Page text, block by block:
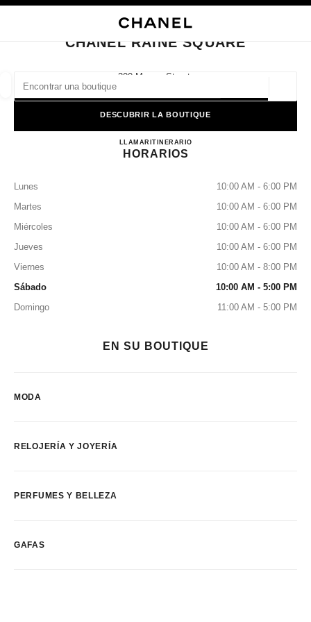
las sugerencias se muestran debajo de esta barra de búsqueda
0 Sugerencias disponibles
CERRAR TARJETA DE BOUTIQUE CHANEL RAINE SQUARE
CHANEL RAINE SQUARE
300 Murray Street,
DESCUBRIR LA BOUTIQUE
LLAMAR1300 242 635
ITINERARIOCHANEL RAINE SQUARE
HORARIOS
Lunes
10:00 AM - 6:00 PM
Martes
10:00 AM - 6:00 PM
Miércoles
10:00 AM - 6:00 PM
Jueves
10:00 AM - 6:00 PM
Viernes
10:00 AM - 8:00 PM
Sábado
10:00 AM - 5:00 PM
Domingo
11:00 AM - 5:00 PM
EN SU BOUTIQUE
MODA
RELOJERÍA Y JOYERÍA
PERFUMES Y BELLEZA
GAFAS
resultado de los filtros por: RELOJERÍA Y JOYERÍA